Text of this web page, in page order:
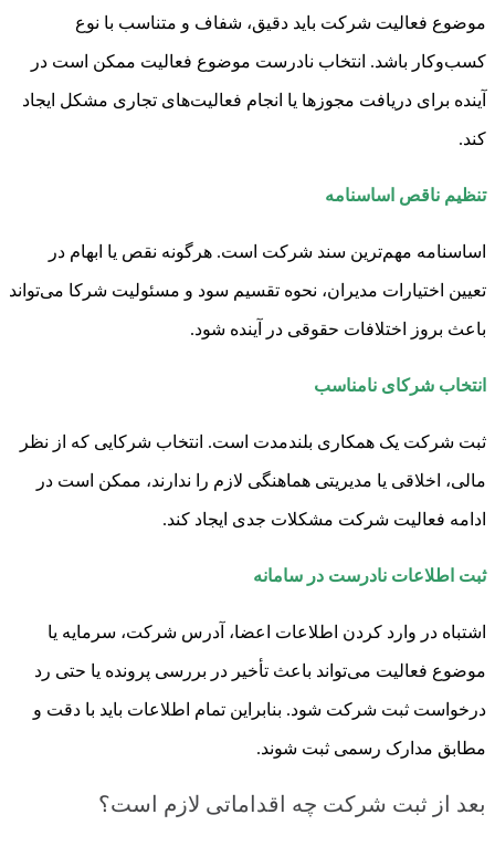
موضوع فعالیت شرکت باید دقیق، شفاف و متناسب با نوع
کسب‌وکار باشد. انتخاب نادرست موضوع فعالیت ممکن است در
آینده برای دریافت مجوزها یا انجام فعالیت‌های تجاری مشکل ایجاد
کند.
تنظیم ناقص اساسنامه
اساسنامه مهم‌ترین سند شرکت است. هرگونه نقص یا ابهام در
تعیین اختیارات مدیران، نحوه تقسیم سود و مسئولیت شرکا می‌تواند
باعث بروز اختلافات حقوقی در آینده شود.
انتخاب شرکای نامناسب
ثبت شرکت یک همکاری بلندمدت است. انتخاب شرکایی که از نظر
مالی، اخلاقی یا مدیریتی هماهنگی لازم را ندارند، ممکن است در
ادامه فعالیت شرکت مشکلات جدی ایجاد کند.
ثبت اطلاعات نادرست در سامانه
اشتباه در وارد کردن اطلاعات اعضا، آدرس شرکت، سرمایه یا
موضوع فعالیت می‌تواند باعث تأخیر در بررسی پرونده یا حتی رد
درخواست ثبت شرکت شود. بنابراین تمام اطلاعات باید با دقت و
مطابق مدارک رسمی ثبت شوند.
بعد از ثبت شرکت چه اقداماتی لازم است؟